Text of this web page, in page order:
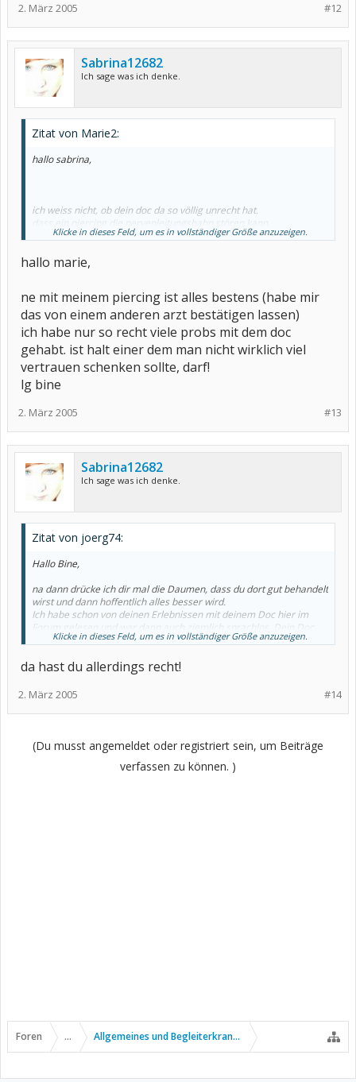
#12
2. März 2005
Sabrina12682
Ich sage was ich denke.
Zitat von Marie2:
hallo sabrina,
ich weiss nicht, ob dein doc da so völlig unrecht hat.
dass ein piercing die nervenleitungsbahn stören kann,
ist wohl unbestritten. ebenfalls kann es zu entzündungen führen.
würde ich das ruckizucki entfernen lassen!
alles gute
marie
Klicke in dieses Feld, um es in vollständiger Größe anzuzeigen.
hallo marie,
ne mit meinem piercing ist alles bestens (habe mir
das von einem anderen arzt bestätigen lassen)
ich habe nur so recht viele probs mit dem doc
gehabt. ist halt einer dem man nicht wirklich viel
vertrauen schenken sollte, darf!
lg bine
#13
2. März 2005
Sabrina12682
Ich sage was ich denke.
Zitat von joerg74:
Hallo Bine,
na dann drücke ich dir mal die Daumen, dass du dort gut behandelt
wirst und dann hoffentlich alles besser wird.
Ich habe schon von deinen Erlebnissen mit deinem Doc hier im
Forum gelesen und war dann auch ziemlich sprachlos. Dein Doc
hat mich an einen Orthopäden erinnert (vor einigen Jahren war ich
dass da nichts ist und damit leben müßte. Dann habe ich den Arzt
gewechselt und dieser hatte mir dann gleich einen OP Termin
verpasst (Knorpelschaden 3. Grades, Knorpelriß usw.). Es gibt
Wie gesagt, ich drücke dir schon mal ganz fest die Daumen.....
Gruß
Jörg
Klicke in dieses Feld, um es in vollständiger Größe anzuzeigen.
da hast du allerdings recht!
#14
2. März 2005
(Du musst angemeldet oder registriert sein, um Beiträge
verfassen zu können. )
Foren ... Allgemeines und Begleiterkrankungen